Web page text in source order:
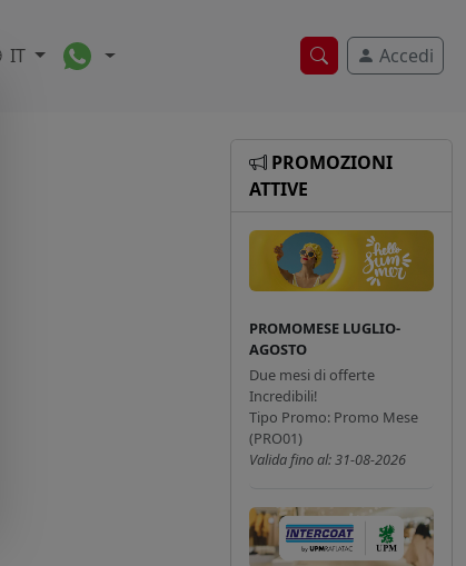
Ricerca veloce
Accedi
IT Toggle Dropdown
PROMOZIONI
ATTIVE
PROMOMESE LUGLIO-
AGOSTO
Due mesi di offerte
Incredibili!
Tipo Promo: Promo Mese
(PRO01)
Valida fino al: 31-08-2026